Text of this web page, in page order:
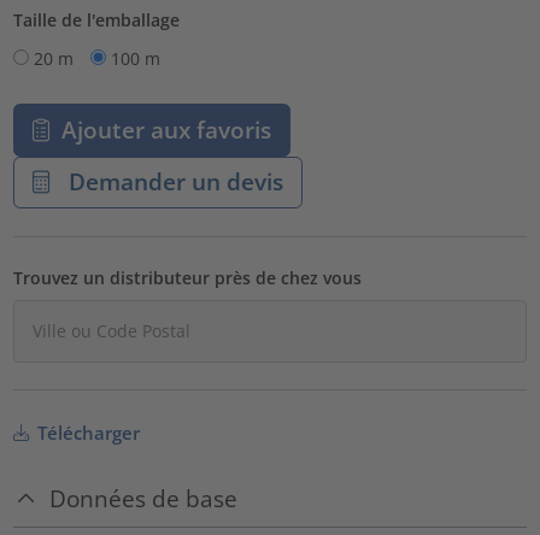
Taille de l'emballage
20 m
100 m
Ajouter aux favoris
Demander un devis
Trouvez un distributeur près de chez vous
Télécharger
Données de base